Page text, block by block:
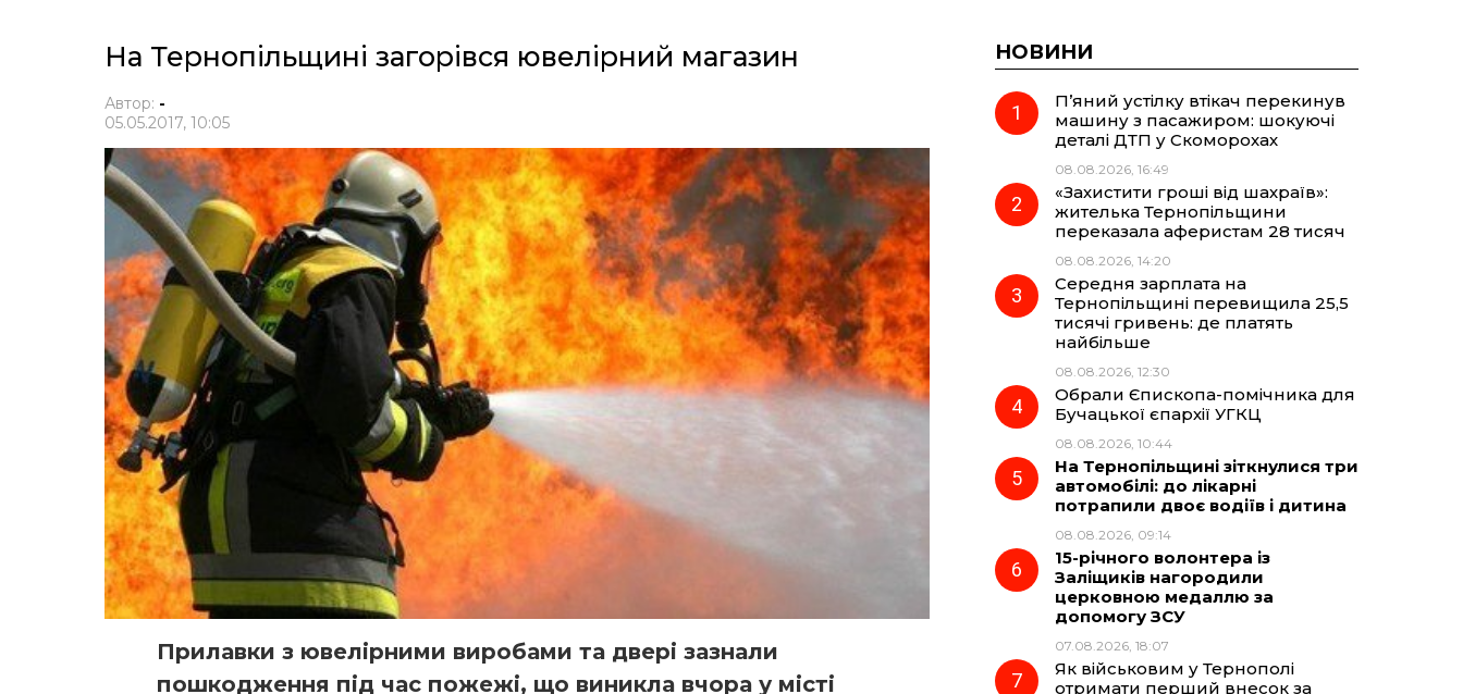
На Тернопільщині загорівся ювелірний магазин
Автор: -
05.05.2017, 10:05
Прилавки з ювелірними виробами та двері зазнали
пошкодження під час пожежі, що виникла вчора у місті
НОВИНИ
П’яний устілку втікач перекинув
машину з пасажиром: шокуючі
деталі ДТП у Скоморохах
08.08.2026, 16:49
«Захистити гроші від шахраїв»:
жителька Тернопільщини
переказала аферистам 28 тисяч
08.08.2026, 14:20
Середня зарплата на
Тернопільщині перевищила 25,5
тисячі гривень: де платять
найбільше
08.08.2026, 12:30
Обрали Єпископа-помічника для
Бучацької єпархії УГКЦ
08.08.2026, 10:44
На Тернопільщині зіткнулися три
автомобілі: до лікарні
потрапили двоє водіїв і дитина
08.08.2026, 09:14
15-річного волонтера із
Заліщиків нагородили
церковною медаллю за
допомогу ЗСУ
07.08.2026, 18:07
Як військовим у Тернополі
отримати перший внесок за